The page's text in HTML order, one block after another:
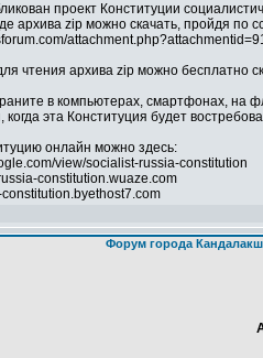
проект Конституции
архива zip можно скачать, пройдя по
чтения архива zip можно бесплатно
в компьютерах, смартфонах, на
когда эта Конституция будет
онлайн можно здесь:
view/socialist-russia-constitution
constitution.wuaze.com
constitution.byethost7.com
Форум города